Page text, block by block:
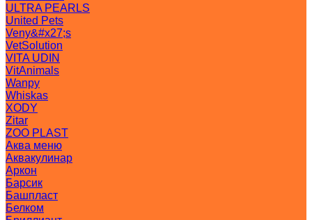
ULTRA PEARLS
United Pets
Veny&#x27;s
VetSolution
VITA UDIN
VitAnimals
Wanpy
Whiskas
XODY
Zitar
ZOO PLAST
Аква меню
Аквакулинар
Аркон
Барсик
Башпласт
Белком